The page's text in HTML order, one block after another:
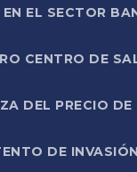
EL SECTOR
CENTRO DE
DEL PRECIO
DE